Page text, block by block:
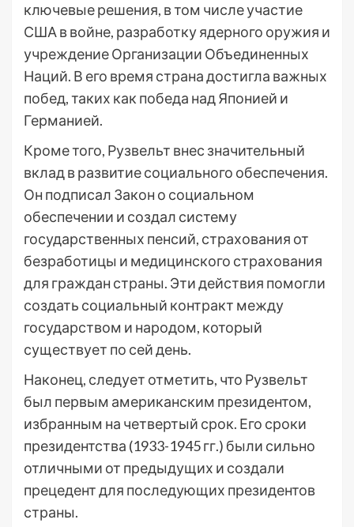
ключевые решения, в том числе участие
США в войне, разработку ядерного оружия и
учреждение Организации Объединенных
Наций. В его время страна достигла важных
побед, таких как победа над Японией и
Германией.
Кроме того, Рузвельт внес значительный
вклад в развитие социального обеспечения.
Он подписал Закон о социальном
обеспечении и создал систему
государственных пенсий, страхования от
безработицы и медицинского страхования
для граждан страны. Эти действия помогли
создать социальный контракт между
государством и народом, который
существует по сей день.
Наконец, следует отметить, что Рузвельт
был первым американским президентом,
избранным на четвертый срок. Его сроки
президентства (1933-1945 гг.) были сильно
отличными от предыдущих и создали
прецедент для последующих президентов
страны.